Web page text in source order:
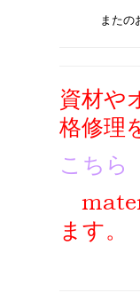
またの
資材や
格修理
こちら
ます。